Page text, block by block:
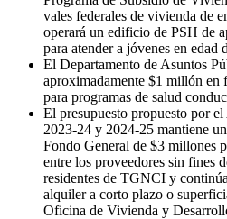
vales federales de vivienda de
operará un edificio de PSH de
para atender a jóvenes en edad
El Departamento de Asuntos
aproximadamente $1 millón en
para programas de salud
El presupuesto propuesto por
2023-24 y 2024-25 mantiene
Fondo General de $3 millones
entre los proveedores sin fines
residentes de TGNCI y
alquiler a corto plazo o
Oficina de Vivienda y